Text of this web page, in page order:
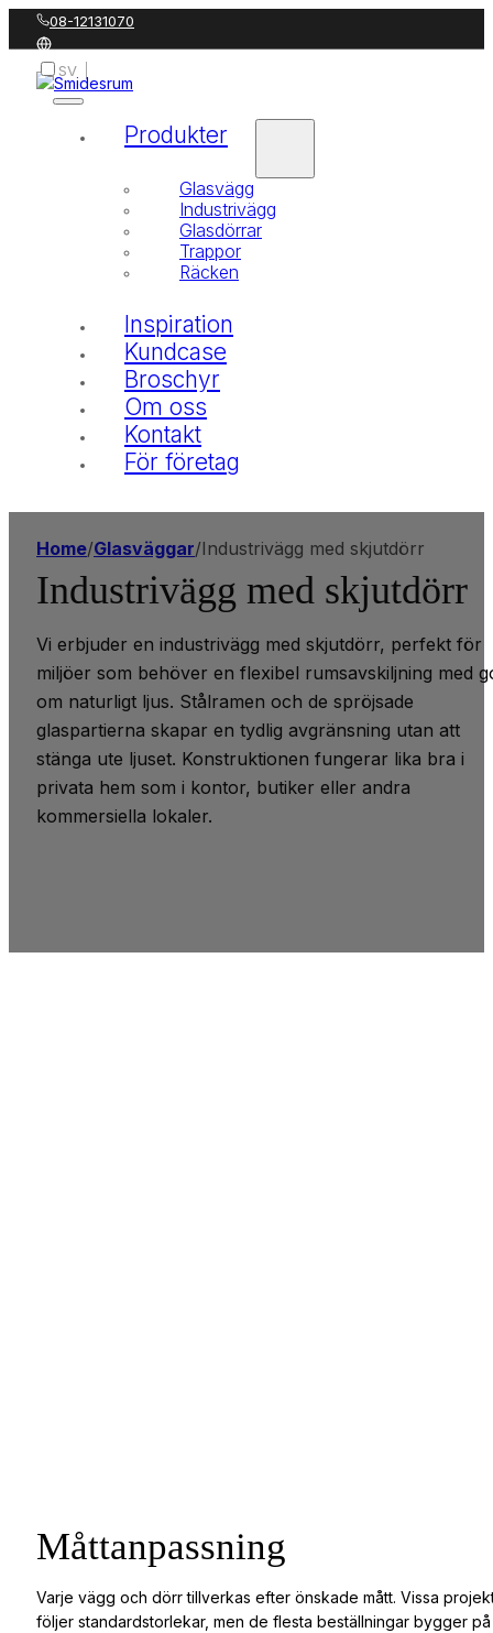
08-12131070
SV
DA
Produkter
Glasvägg
Industrivägg
Glasdörrar
Trappor
Räcken
Inspiration
Kundcase
Broschyr
Om oss
Kontakt
För företag
Home/Glasväggar/Industrivägg med skjutdörr
Industrivägg med skjutdörr
Vi erbjuder en industrivägg med skjutdörr, perfekt för
miljöer som behöver en flexibel rumsavskiljning med
om naturligt ljus. Stålramen och de spröjsade
glaspartierna skapar en tydlig avgränsning utan att
stänga ute ljuset. Konstruktionen fungerar lika bra i
privata hem som i kontor, butiker eller andra
kommersiella lokaler.
Måttanpassning
Varje vägg och dörr tillverkas efter önskade mått. Vissa
följer standardstorlekar, men de flesta beställningar bygger på